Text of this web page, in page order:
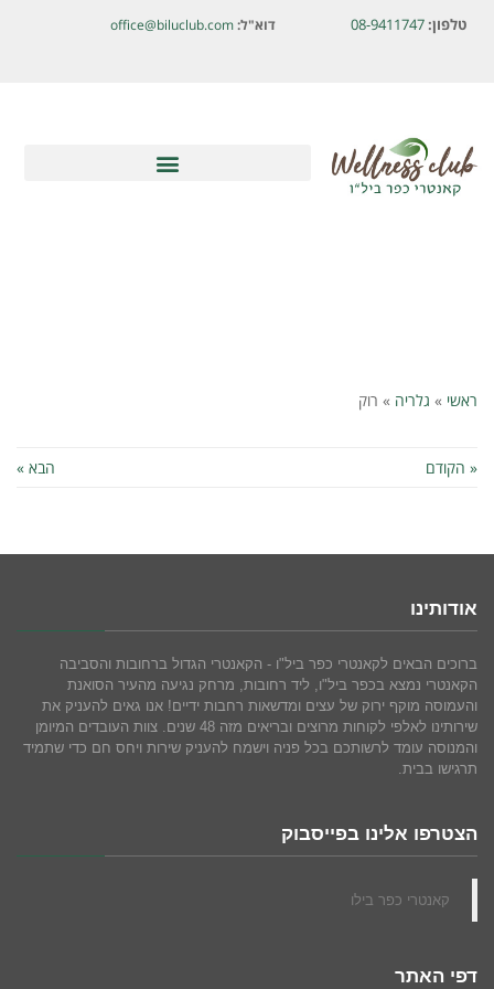
טלפון: 08-9411747 דוא"ל:office@biluclub.com
ראשי » גלריה » רוק
« הקודם הבא »
אודותינו
ברוכים הבאים לקאנטרי כפר ביל"ו - הקאנטרי הגדול ברחובות והסביבה
הקאנטרי נמצא בכפר ביל"ו, ליד רחובות, מרחק נגיעה מהעיר הסואנת
והעמוסה מוקף ירוק של עצים ומדשאות רחבות ידיים! אנו גאים להעניק את
שירותינו לאלפי לקוחות מרוצים ובריאים מזה 48 שנים. צוות העובדים המיומן
והמנוסה עומד לרשותכם בכל פניה וישמח להעניק שירות ויחס חם כדי שתמיד
תרגישו בבית.
הצטרפו אלינו בפייסבוק
‏קאנטרי כפר בילו‏
דפי האתר